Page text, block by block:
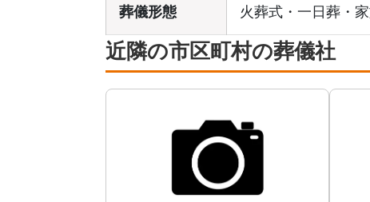
葬儀形態 火葬式・一日葬・
近隣の市区町村の葬儀社